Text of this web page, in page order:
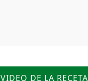
VIDEO DE LA RECETA